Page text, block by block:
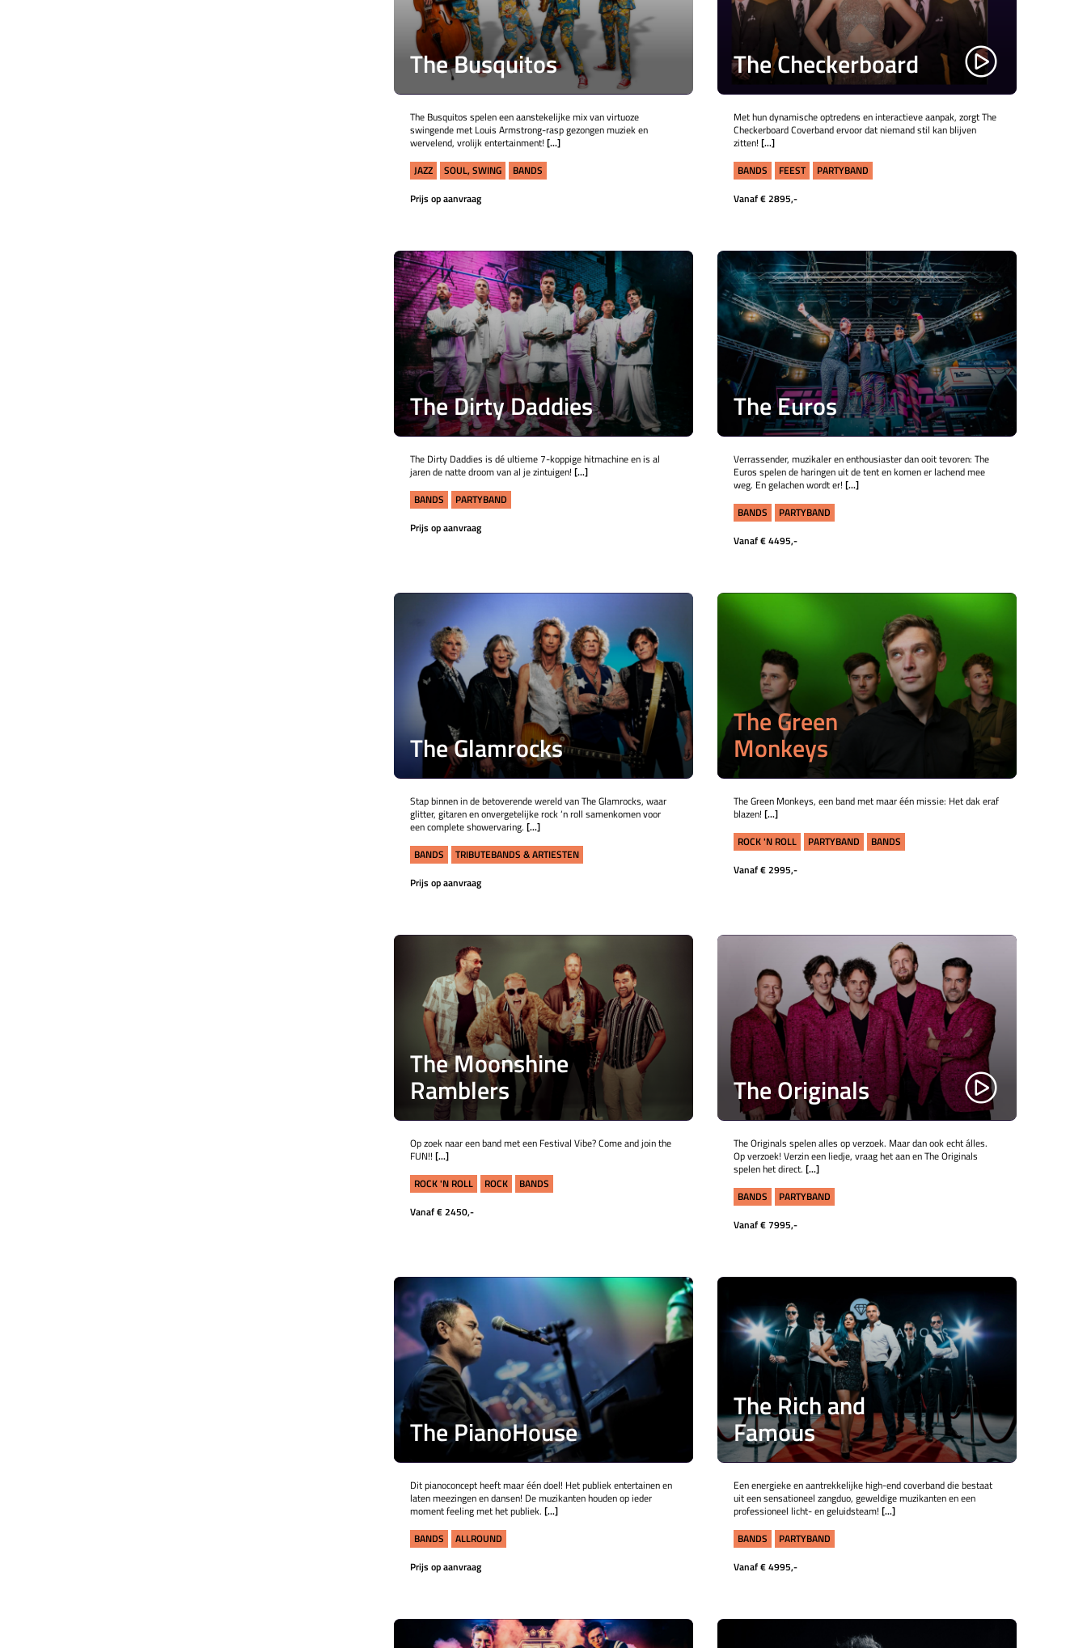
The Busquitos
The Busquitos spelen een aanstekelijke mix van virtuoze
swingende met Louis Armstrong-rasp gezongen muziek en
wervelend, vrolijk entertainment! [...]
JAZZ
SOUL, SWING
BANDS
Prijs op aanvraag
The Checkerboard
Met hun dynamische optredens en interactieve aanpak, zorgt The
Checkerboard Coverband ervoor dat niemand stil kan blijven
zitten! [...]
BANDS
FEEST
PARTYBAND
Vanaf € 2895,-
The Dirty Daddies
The Dirty Daddies is dé ultieme 7-koppige hitmachine en is al
jaren de natte droom van al je zintuigen! [...]
BANDS
PARTYBAND
Prijs op aanvraag
The Euros
Verrassender, muzikaler en enthousiaster dan ooit tevoren: The
Euros spelen de haringen uit de tent en komen er lachend mee
weg. En gelachen wordt er! [...]
BANDS
PARTYBAND
Vanaf € 4495,-
The Glamrocks
Stap binnen in de betoverende wereld van The Glamrocks, waar
glitter, gitaren en onvergetelijke rock ‘n roll samenkomen voor
een complete showervaring. [...]
BANDS
TRIBUTEBANDS & ARTIESTEN
Prijs op aanvraag
The Green
Monkeys
The Green Monkeys, een band met maar één missie: Het dak eraf
blazen! [...]
ROCK 'N ROLL
PARTYBAND
BANDS
Vanaf € 2995,-
The Moonshine
Ramblers
Op zoek naar een band met een Festival Vibe? Come and join the
FUN!! [...]
ROCK 'N ROLL
ROCK
BANDS
Vanaf € 2450,-
The Originals
The Originals spelen alles op verzoek. Maar dan ook echt álles.
Op verzoek! Verzin een liedje, vraag het aan en The Originals
spelen het direct. [...]
BANDS
PARTYBAND
Vanaf € 7995,-
The PianoHouse
Dit pianoconcept heeft maar één doel! Het publiek entertainen en
laten meezingen en dansen! De muzikanten houden op ieder
moment feeling met het publiek. [...]
BANDS
ALLROUND
Prijs op aanvraag
The Rich and
Famous
Een energieke en aantrekkelijke high-end coverband die bestaat
uit een sensationeel zangduo, geweldige muzikanten en een
professioneel licht- en geluidsteam! [...]
BANDS
PARTYBAND
Vanaf € 4995,-